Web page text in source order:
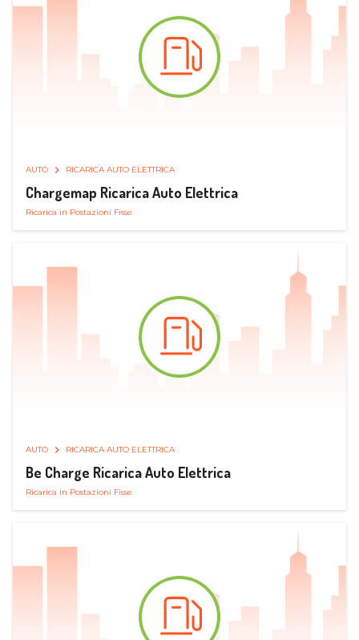
AUTO RICARICA AUTO ELETTRICA
Chargemap Ricarica Auto Elettrica
Ricarica in Postazioni Fisse
AUTO RICARICA AUTO ELETTRICA
Be Charge Ricarica Auto Elettrica
Ricarica in Postazioni Fisse